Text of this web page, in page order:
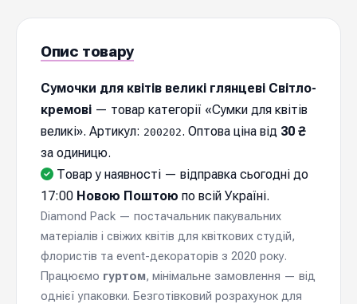
Опис товару
Сумочки для квітів великі глянцеві Світло-
кремові — товар категорії «Сумки для квітів
великі». Артикул: 200202. Оптова ціна від 30 ₴
за одиницю.
Товар у наявності — відправка cьогодні до
17:00 Новою Поштою по всій Україні.
Diamond Pack — постачальник пакувальних
матеріалів і свіжих квітів для квіткових студій,
флористів та event-декораторів з 2020 року.
Працюємо гуртом, мінімальне замовлення — від
однієї упаковки. Безготівковий розрахунок для